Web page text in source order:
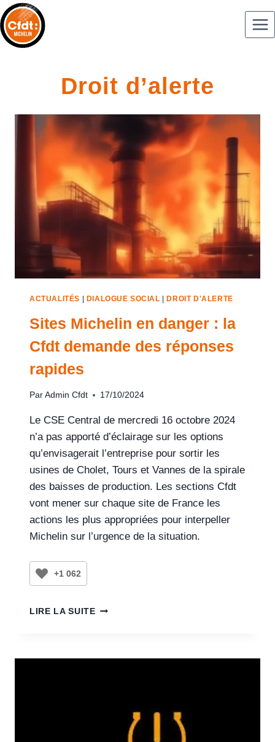
Droit d’alerte
ACTUALITÉS | DIALOGUE SOCIAL |DROIT D'ALERTE
Sites Michelin en danger : la
Cfdt demande des réponses
rapides
Par Admin Cfdt 17/10/2024
Le CSE Central de mercredi 16 octobre 2024
n’a pas apporté d’éclairage sur les options
qu’envisagerait l’entreprise pour sortir les
usines de Cholet, Tours et Vannes de la spirale
des baisses de production. Les sections Cfdt
vont mener sur chaque site de France les
actions les plus appropriées pour interpeller
Michelin sur l’urgence de la situation.
+1 062
LIRE LA SUITE